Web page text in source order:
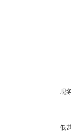
2.
3.
c.
现
d.
低